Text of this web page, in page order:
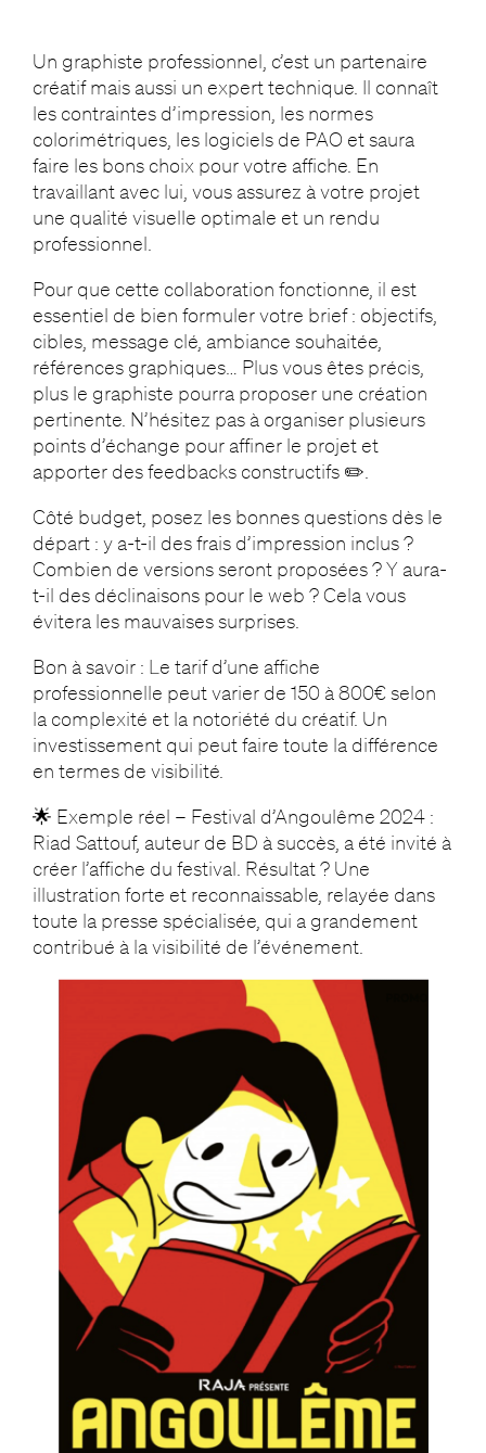
Un graphiste professionnel, c’est un partenaire
créatif mais aussi un expert technique. Il connaît
les contraintes d’impression, les normes
colorimétriques, les logiciels de PAO et saura
faire les bons choix pour votre affiche. En
travaillant avec lui, vous assurez à votre projet
une qualité visuelle optimale et un rendu
professionnel.
Pour que cette collaboration fonctionne, il est
essentiel de bien formuler votre brief : objectifs,
cibles, message clé, ambiance souhaitée,
références graphiques… Plus vous êtes précis,
plus le graphiste pourra proposer une création
pertinente. N’hésitez pas à organiser plusieurs
points d’échange pour affiner le projet et
apporter des feedbacks constructifs ✏️.
Côté budget, posez les bonnes questions dès le
départ : y a-t-il des frais d’impression inclus ?
Combien de versions seront proposées ? Y aura-
t-il des déclinaisons pour le web ? Cela vous
évitera les mauvaises surprises.
Bon à savoir : Le tarif d’une affiche
professionnelle peut varier de 150 à 800€ selon
la complexité et la notoriété du créatif. Un
investissement qui peut faire toute la différence
en termes de visibilité.
🌟 Exemple réel – Festival d’Angoulême 2024 :
Riad Sattouf, auteur de BD à succès, a été invité à
créer l’affiche du festival. Résultat ? Une
illustration forte et reconnaissable, relayée dans
toute la presse spécialisée, qui a grandement
contribué à la visibilité de l’événement.